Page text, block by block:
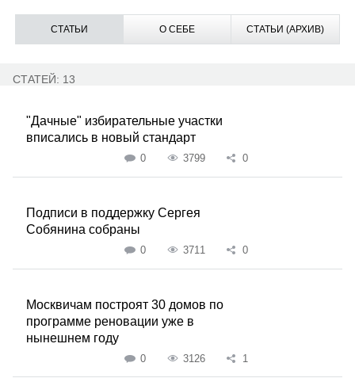
СТАТЬИ О СЕБЕ СТАТЬИ (АРХИВ)
СТАТЕЙ: 13
"Дачные" избирательные участки
вписались в новый стандарт
0 3799 0
Подписи в поддержку Сергея
Собянина собраны
0 3711 0
Москвичам построят 30 домов по
программе реновации уже в
нынешнем году
0 3126 1